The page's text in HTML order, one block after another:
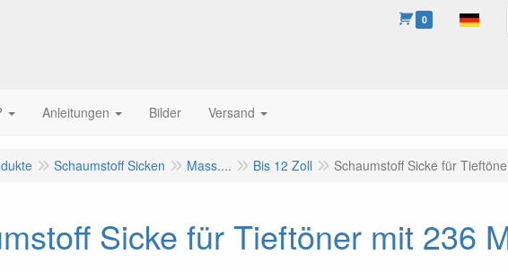
0
Anleitungen Bilder Versand
Schaumstoff Sicken Mass.... Bis 12 Zoll Schaumstoff Sicke für
Sicke für Tieftöner mit 236